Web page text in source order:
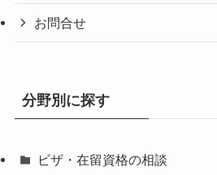
お問合せ
分野別に探す
ビザ・在留資格の相談